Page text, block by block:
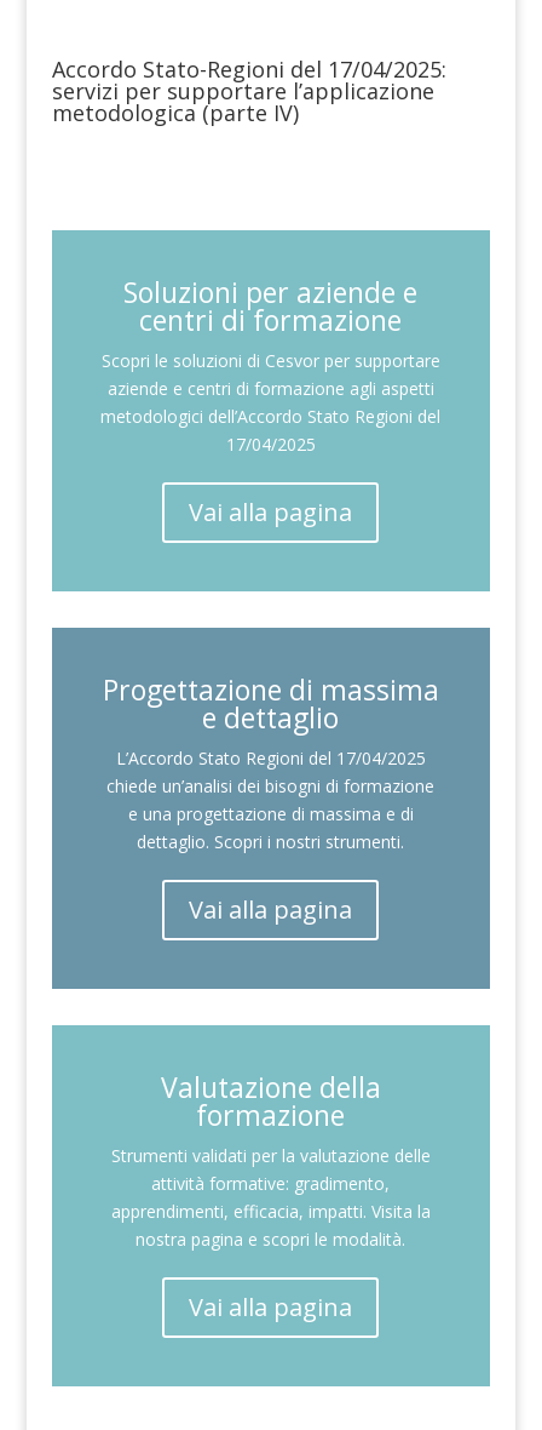
Accordo Stato-Regioni del 17/04/2025:
servizi per supportare l’applicazione
metodologica (parte IV)
Soluzioni per aziende e
centri di formazione
Scopri le soluzioni di Cesvor per supportare
aziende e centri di formazione agli aspetti
metodologici dell’Accordo Stato Regioni del
17/04/2025
Vai alla pagina
Progettazione di massima
e dettaglio
L’Accordo Stato Regioni del 17/04/2025
chiede un’analisi dei bisogni di formazione
e una progettazione di massima e di
dettaglio. Scopri i nostri strumenti.
Vai alla pagina
Valutazione della
formazione
Strumenti validati per la valutazione delle
attività formative: gradimento,
apprendimenti, efficacia, impatti. Visita la
nostra pagina e scopri le modalità.
Vai alla pagina